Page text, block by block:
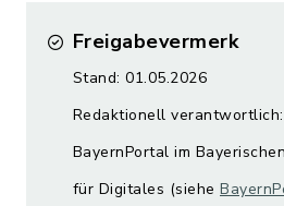
Freigabevermerk
Stand: 01.05.2026
Redaktionell
BayernPortal im
für Digitales (siehe